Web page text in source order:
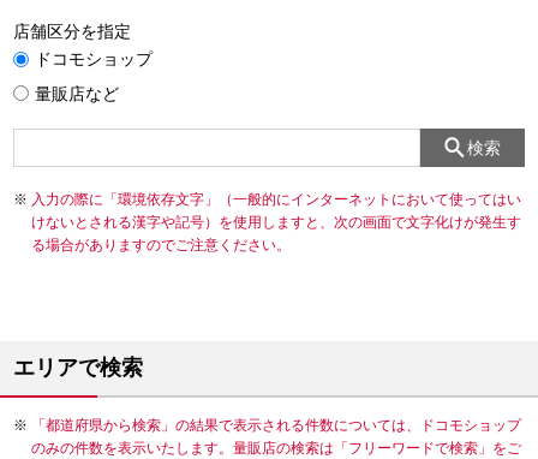
店舗区分を指定
ドコモショップ
量販店など
検索
入力の際に「環境依存文字」（一般的にインターネットにおいて使ってはい
けないとされる漢字や記号）を使用しますと、次の画面で文字化けが発生す
る場合がありますのでご注意ください。
エリアで検索
「都道府県から検索」の結果で表示される件数については、ドコモショップ
のみの件数を表示いたします。量販店の検索は「フリーワードで検索」をご